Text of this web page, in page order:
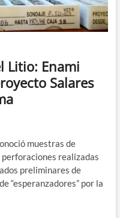
Litio: Enami
Salares
muestras de
realizadas
preliminares de
“esperanzadores” por la